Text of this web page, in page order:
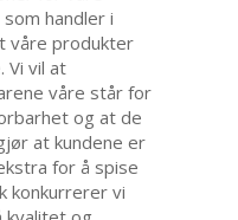
handler i
våre produkter
Vi vil at
våre står for
og at de
at kundene er
for å spise
konkurrerer vi